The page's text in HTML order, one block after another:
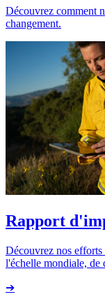
Découvrez comment
changement.
Rapport
Découvrez nos efforts
l'échelle mondiale, de
➔